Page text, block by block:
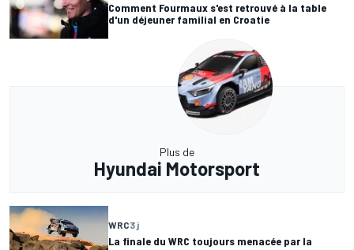
Comment Fourmaux s'est retrouvé à la table
d'un déjeuner familial en Croatie
Plus de
Hyundai Motorsport
WRC3 j
La finale du WRC toujours menacée par la